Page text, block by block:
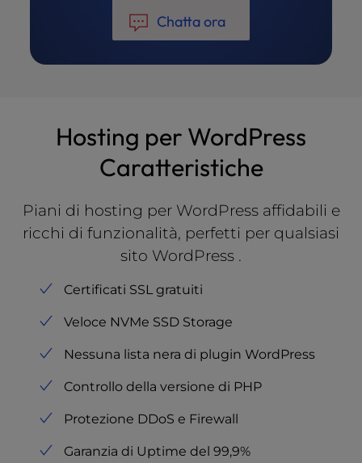
Chatta ora
Hosting per WordPress
Caratteristiche
Piani di hosting per WordPress affidabili e
ricchi di funzionalità, perfetti per qualsiasi
sito WordPress .
Certificati SSL gratuiti
Veloce NVMe SSD Storage
Nessuna lista nera di plugin WordPress
Controllo della versione di PHP
Protezione DDoS e Firewall
Garanzia di Uptime del 99,9%